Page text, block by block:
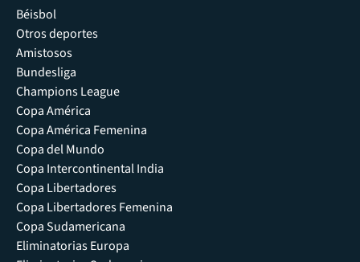
Béisbol
Otros deportes
Amistosos
Bundesliga
Champions League
Copa América
Copa América Femenina
Copa del Mundo
Copa Intercontinental India
Copa Libertadores
Copa Libertadores Femenina
Copa Sudamericana
Eliminatorias Europa